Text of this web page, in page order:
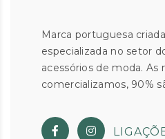
Marca portuguesa
especializada no setor
acessórios de moda. As
comercializamos, 90%